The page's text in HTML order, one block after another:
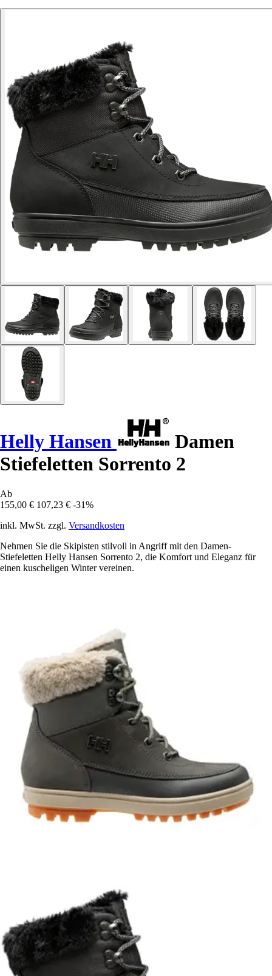
Helly Hansen
Damen
Stiefeletten Sorrento 2
Ab
155,00 € 107,23 € -31%
inkl. MwSt. zzgl. Versandkosten
Nehmen Sie die Skipisten stilvoll in Angriff mit den Damen-
Stiefeletten Helly Hansen Sorrento 2, die Komfort und Eleganz für
einen kuscheligen Winter vereinen.